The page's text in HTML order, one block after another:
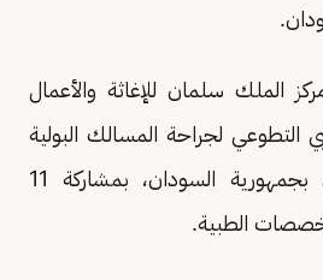
الملك سلمان للإغاثة والأعمال
التطوعي لجراحة المسالك البولية
في مدينة بور تسودان بجمهورية السودان، بمشاركة 11
الطبية.